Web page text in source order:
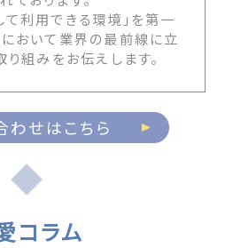
利用できる環境」を第一
において業界の最前線に立
組みをお伝えします。
わせはこちら
コラム